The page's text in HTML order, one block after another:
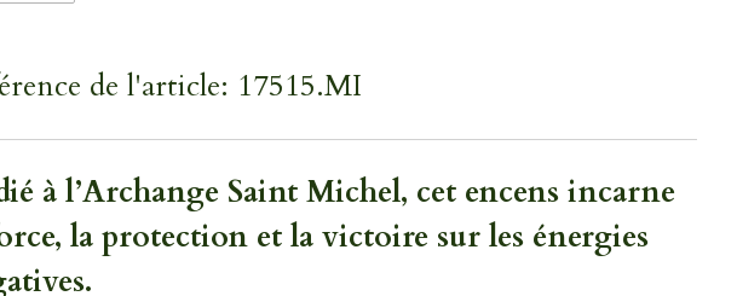
de l'article: 17515.MI
à l’Archange Saint Michel, cet encens incarne
la protection et la victoire sur les énergies